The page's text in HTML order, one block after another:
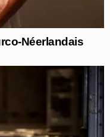
Néerlandais